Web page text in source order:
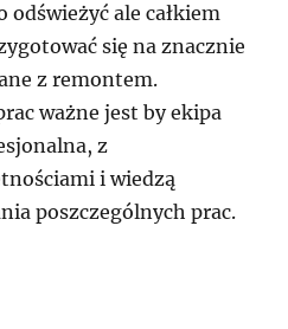
ale całkiem
się na znacznie
z remontem.
ważne jest by ekipa
z
i wiedzą
poszczególnych prac.